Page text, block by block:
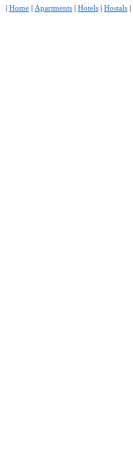
Home Apartments Hotels Hostals